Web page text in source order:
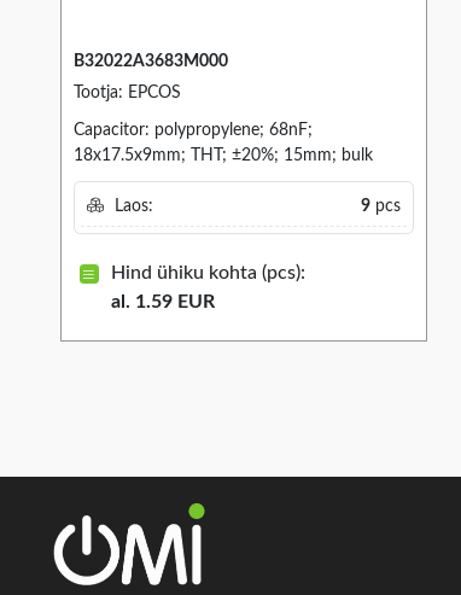
B32022A3683M000
Tootja: EPCOS
Capacitor: polypropylene; 68nF;
18x17.5x9mm; THT; ±20%; 15mm; bulk
Laos: 9pcs
Hind ühiku kohta (pcs):
al. 1.59 EUR